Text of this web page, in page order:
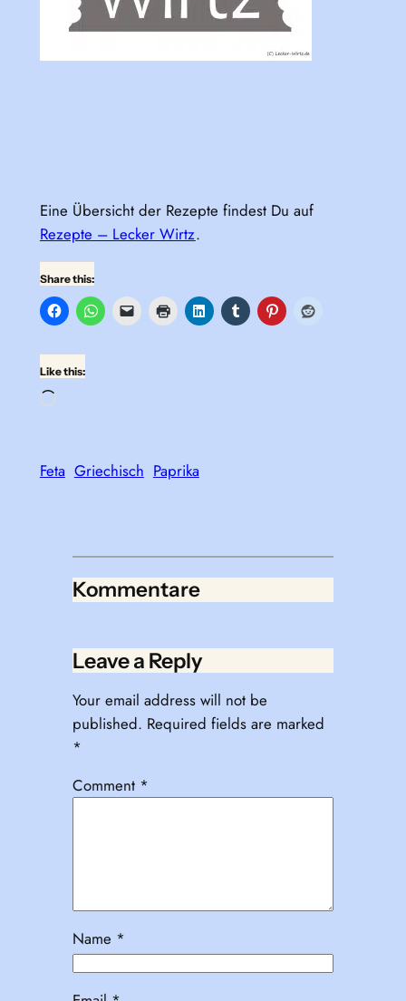
Eine Übersicht der Rezepte findest Du auf
Rezepte – Lecker Wirtz.
Share this:
Like this:
Loading…
Feta Griechisch Paprika
Kommentare
Leave a Reply
Your email address will not be
published. Required fields are marked
*
Comment *
Name *